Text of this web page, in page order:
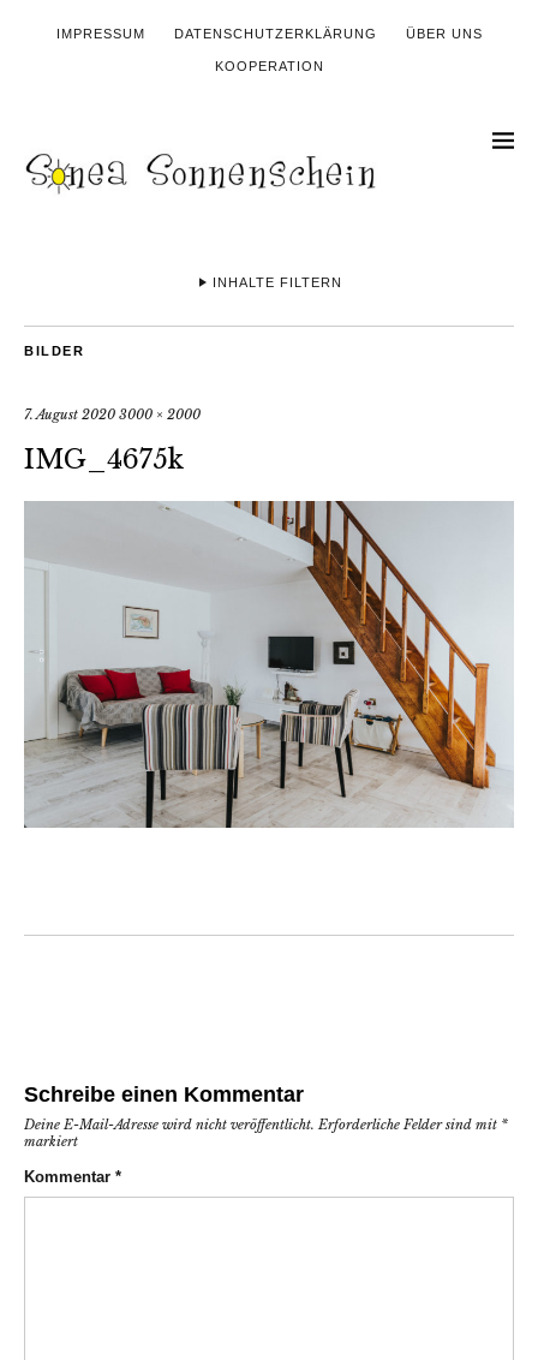
IMPRESSUM DATENSCHUTZERKLÄRUNG ÜBER UNS
KOOPERATION
INHALTE FILTERN
BILDER
7. August 2020 3000 × 2000
IMG_4675k
Schreibe einen Kommentar
Deine E-Mail-Adresse wird nicht veröffentlicht. Erforderliche Felder sind mit *
markiert
Kommentar *